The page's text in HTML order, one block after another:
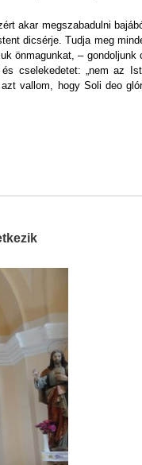
akar megszabadulni
dicsérje. Tudja meg
önmagunkat, – gondoljunk
cselekedetet: „nem az
vallom, hogy Soli deo